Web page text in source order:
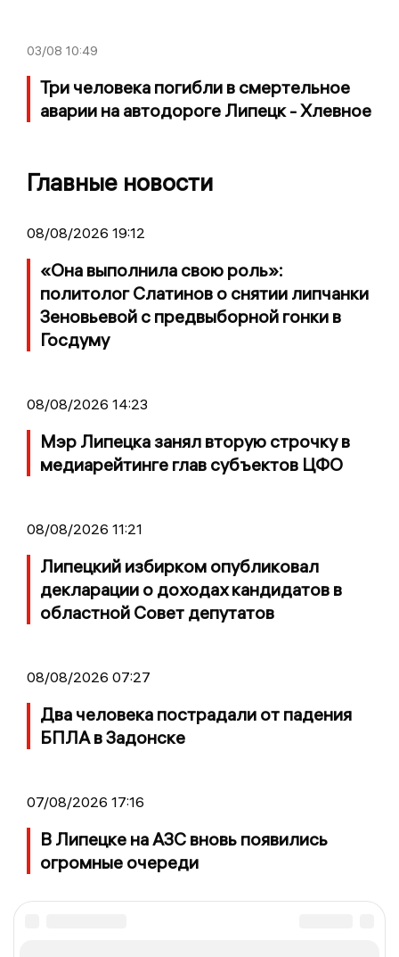
03/08 10:49
Три человека погибли в смертельное
аварии на автодороге Липецк - Хлевное
Главные новости
08/08/2026 19:12
«Она выполнила свою роль»:
политолог Слатинов о снятии липчанки
Зеновьевой с предвыборной гонки в
Госдуму
08/08/2026 14:23
Мэр Липецка занял вторую строчку в
медиарейтинге глав субъектов ЦФО
08/08/2026 11:21
Липецкий избирком опубликовал
декларации о доходах кандидатов в
областной Совет депутатов
08/08/2026 07:27
Два человека пострадали от падения
БПЛА в Задонске
07/08/2026 17:16
В Липецке на АЗС вновь появились
огромные очереди